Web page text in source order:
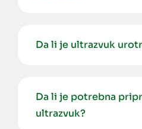
Da li je ultrazvuk
Da li je potrebna
ultrazvuk?